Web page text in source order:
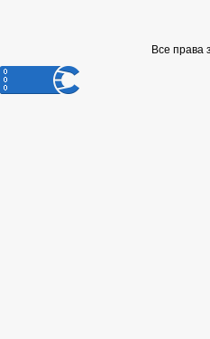
Все